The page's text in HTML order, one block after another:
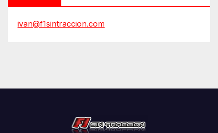
ivan@f1sintraccion.com